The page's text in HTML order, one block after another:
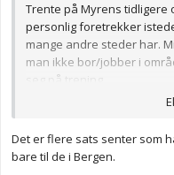
Trente på Myrens tidligere
personlig foretrekker
mange andre steder har.
man ikke bor/jobber i
seg på trening.
Det er flere sats senter som
bare til de i Bergen.